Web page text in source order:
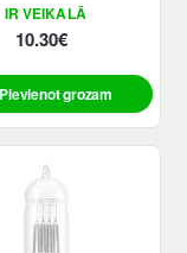
IR VEIKALĀ
10.30€
Pievienot grozam